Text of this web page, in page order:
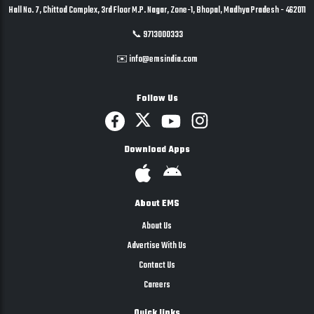
Hall No. 7, Chittod Complex, 3rd Floor M.P. Nagar, Zone-1, Bhopal, Madhya Pradesh - 462011
📞 9713000333
✉️ info@emsindia.com
Follow Us
Download Apps
About EMS
About Us
Advertise With Us
Contact Us
Careers